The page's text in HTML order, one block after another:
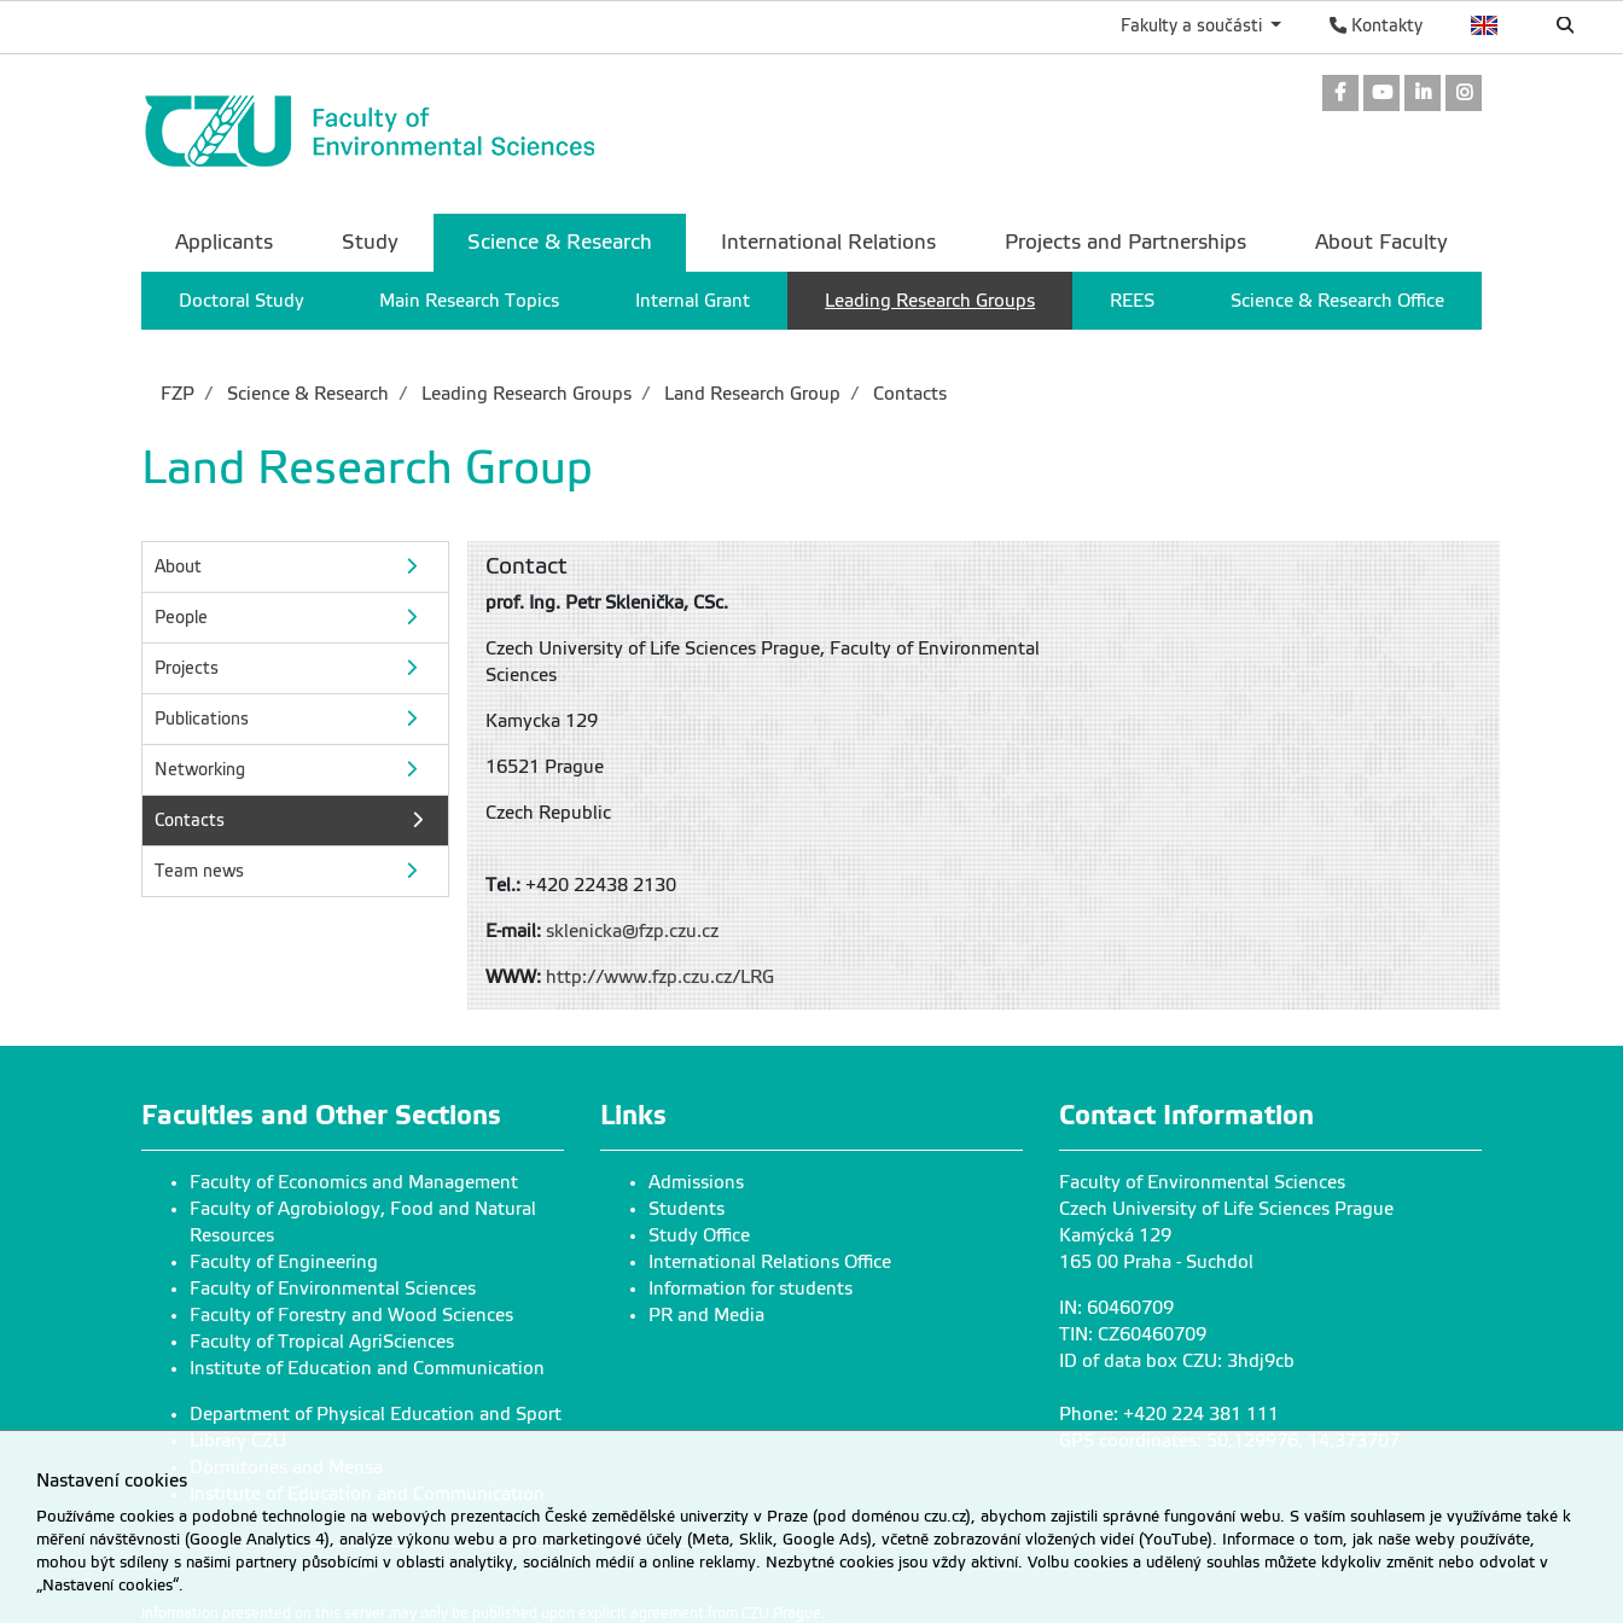
Kontakty
Fakulty a součásti
Odkaz na Facebook
Odkaz na Youtube
Odkaz na LinkedIn
Applicants Study Science & Research
Doctoral Study Main Research Topics Internal Grant Leading Research Groups REES Science & Research Office
International Relations Projects and Partnerships About Faculty
FZP Science & Research Leading Research Groups Land Research Group Contacts
Land Research Group
About
People
Projects
Publications
Networking
Contacts
Team news
Contact
prof. Ing. Petr Sklenička, CSc.
Czech University of Life Sciences Prague, Faculty of Environmental
Sciences
Kamycka 129
16521 Prague
Czech Republic
Tel.: +420 22438 2130
E-mail: sklenicka@fzp.czu.cz
WWW: http://www.fzp.czu.cz/LRG
Faculties and Other Sections
Faculty of Economics and Management
Faculty of Agrobiology, Food and Natural
Resources
Faculty of Engineering
Faculty of Environmental Sciences
Faculty of Forestry and Wood Sciences
Faculty of Tropical AgriSciences
Institute of Education and Communication
Department of Physical Education and Sport
Library CZU
Dormitories and Mensa
Institute of Education and Communication
Links
Admissions
Students
Study Office
International Relations Office
Information for students
PR and Media
Contact Information
Faculty of Environmental Sciences
Czech University of Life Sciences Prague
Kamýcká 129
165 00 Praha - Suchdol
IN: 60460709
TIN: CZ60460709
ID of data box CZU: 3hdj9cb
Phone: +420 224 381 111
GPS coordinates: 50,129976, 14,373707
Information presented on this server may only be published upon explicit agreement from CZU Prague.
Nastavení cookies
Používáme cookies a podobné technologie na webových prezentacích České zemědělské univerzity v Praze (pod doménou czu.cz), abychom zajistili správné fungování webu. S vaším souhlasem je využíváme také k
měření návštěvnosti (Google Analytics 4), analýze výkonu webu a pro marketingové účely (Meta, Sklik, Google Ads), včetně zobrazování vložených videí (YouTube). Informace o tom, jak naše weby používáte,
mohou být sdíleny s našimi partnery působícími v oblasti analytiky, sociálních médií a online reklamy. Nezbytné cookies jsou vždy aktivní. Volbu cookies a udělený souhlas můžete kdykoliv změnit nebo odvolat v
„Nastavení cookies“.